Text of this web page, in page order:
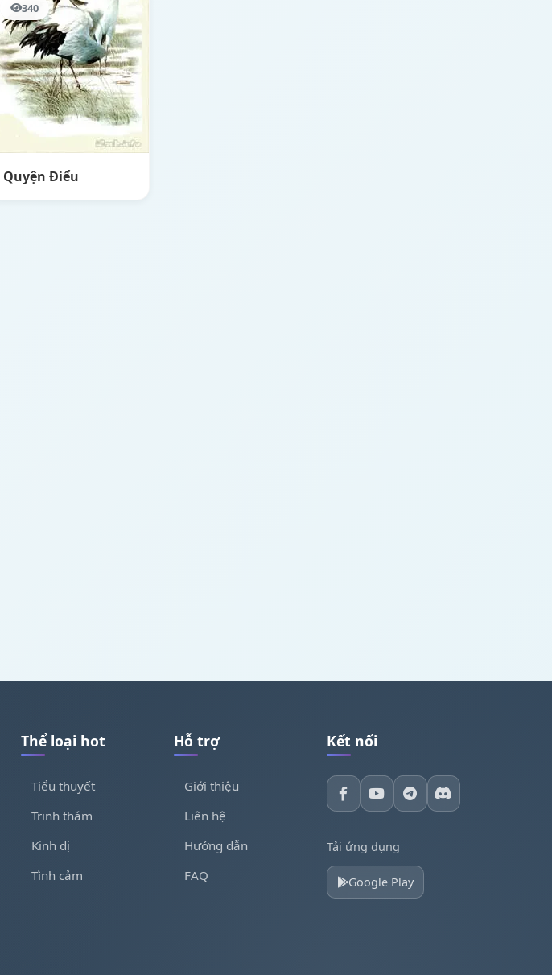
340
Quyện Điểu
Thể loại hot
Tiểu thuyết
Trinh thám
Kinh dị
Tình cảm
Hỗ trợ
Giới thiệu
Liên hệ
Hướng dẫn
FAQ
Kết nối
Tải ứng dụng
Google Play